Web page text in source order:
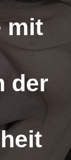
mit
der